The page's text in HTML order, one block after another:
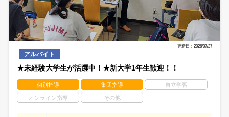
更新日：2026/07/27
アルバイト
★未経験大学生が活躍中！★新大学1年生歓迎！！
個別指導 集団指導 自立学習
オンライン指導 その他